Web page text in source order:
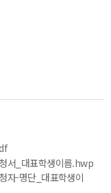
서_대표학생이름.hwp
자-명단_대표학생이